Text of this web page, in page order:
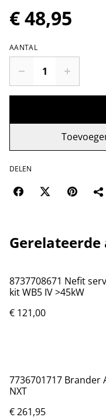
€ 48,95
AANTAL
DELEN
8737708671 Nefit
kit WB5 IV >45kW
€ 121,00
7736701717 Brander
NXT
€ 261,95